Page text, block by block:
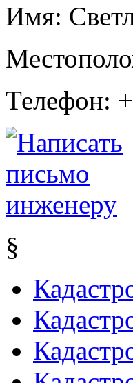
Имя:
Телефон:
§